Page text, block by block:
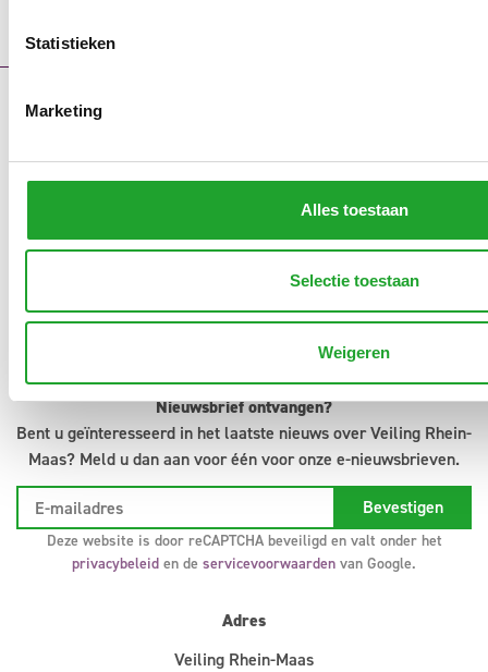
Statistieken
Marketing
Alles toestaan
Selectie toestaan
Weigeren
Portaal
Klokvoorverkoop
Veilingreglement
Colofon
Nieuwsbrief ontvangen?
Bent u geïnteresseerd in het laatste nieuws over Veiling Rhein-
Maas? Meld u dan aan voor één voor onze e-nieuwsbrieven.
Deze website is door reCAPTCHA beveiligd en valt onder het
privacybeleid en de servicevoorwaarden van Google.
Adres
Veiling Rhein-Maas